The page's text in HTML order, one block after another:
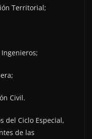
Territorial;
Civil.
del Ciclo Especial,
de las